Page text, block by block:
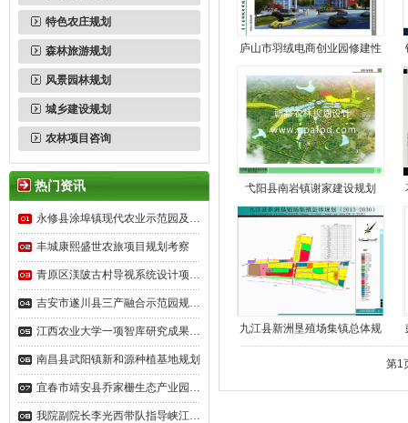
特色农庄规划
森林旅游规划
风景园林规划
城乡建设规划
农林项目咨询
热门资讯
永修县涂埠镇现代农业示范园及…
丰城康熙盛世农旅项目规划考察
青原区渼陂古村导视系统设计项…
吉安市遂川县三产融合示范园规…
江西农业大学一项智库研究成果…
南昌县武阳镇新和源种植基地规划
宜春市靖安县乔家栅生态产业园…
我院副院长李光西带队指导峡江…
庐山市羽绒电商创业园修建性
弋阳县南岩镇谢家建设规划
九江县新洲垦殖场集镇总体规
第